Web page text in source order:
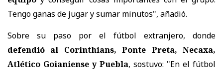
Tengo ganas de jugar y sumar minutos", añadió.
Sobre su paso por el fútbol extranjero, donde
defendió al Corinthians, Ponte Preta, Necaxa,
Atlético Goianiense y Puebla, sostuvo: "En el fútbol